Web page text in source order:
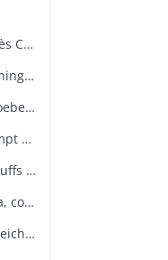
Vue intérieure de la ci-devant abbaye de Marbach près Colmar
"Passage du Rhin de l'armée Française proche de Huninguen et la rencontre qu'elle eut ensuite avec celle de l'Empereur, arrivé le 14 octobre 1702 après midi"
"Keisersberg" armoiries (tiré du "Wappenbuch" de Koebel, Jiii, 1545). Au v° Ratisbonne
"Colmar contrafhetet nach aller ihrer gelegenheit sampt umbligenden landschafft" Vue cavalière. (Extr. de la "Cosmographie universelle" de S. Munster, III. Buch", von dem Teüschen land" DCLII-DCLIII, 1548). Texte all. an v°
"Die Statt Roufach mit sampt dem Schloss Isenburg auffs fleissigest nach jetsiger Gelegenheit contrafehtet" Vue cavalière (Extr. de la "Cosmographie universelle" de S. Munster, III. Buch", von dem Teüschen land" DCLIIII- delv, 1548). Texte all. an v°
Rouffach : Rubeaquo et la rocca Isenburgo nelle mura, come si trova à nostra età veramente espressa. Vue cavalière. (Ext. De la Cosmographie universelle de S. Munster, Lib. III Della Germania, p. 504-505. Texte italien an v°
Schletstatt etwan ein Dorff des heyligen Römischen Reichs : aber jetzt ein zieliehe Statt. (Extr. de la "Cosmographie universelle" de S. Munster, III. Buch", von dem Teüschen land" DCLII-DCLIII, 1548) Texte all. An v°